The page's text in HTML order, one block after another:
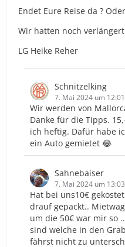
Endet Eure Reise da ?
Wir hatten noch verlängert
LG Heike Reher
Schnitzelking
7. Mai 2024 um 12:01
Wir werden von
Danke für die Tipps.
ich heftig. Dafür habe
ein Auto gemietet 😂
Sahnebaiser
7. Mai 2024 um 13:03
Hat bei uns10€
drauf gepackt..
um die 50€ war mir so
sind welche in den
fährst nicht zu